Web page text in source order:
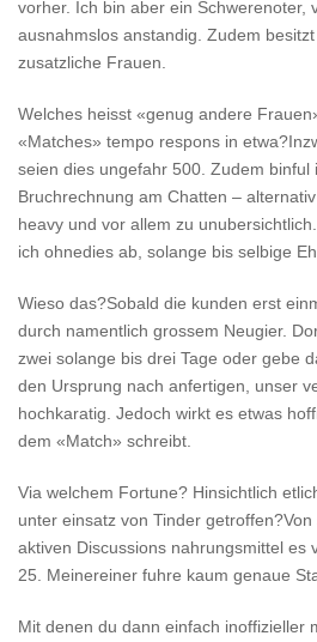
vorher. Ich bin aber ein Schwerenoter,
ausnahmslos anstandig. Zudem
zusatzliche Frauen.
Welches heisst «genug andere
«Matches» tempo respons in
seien dies ungefahr 500. Zudem binful
Bruchrechnung am Chatten –
heavy und vor allem zu
ich ohnedies ab, solange bis selbige
Wieso das?Sobald die kunden erst
durch namentlich grossem Neugier.
zwei solange bis drei Tage oder gebe
den Ursprung nach anfertigen, unser
hochkaratig. Jedoch wirkt es etwas
dem «Match» schreibt.
Via welchem Fortune? Hinsichtlich
unter einsatz von Tinder
aktiven Discussions nahrungsmittel es
25. Meinereiner fuhre kaum genaue
Mit denen du dann einfach inoffizieller